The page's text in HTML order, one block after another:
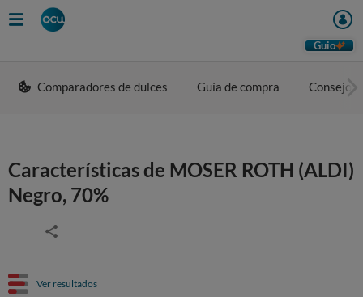
Guio
Comparadores de dulces Guía de compra Consejos
Características de MOSER ROTH (ALDI)
Negro, 70%
Ver resultados